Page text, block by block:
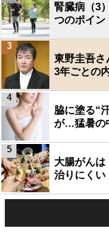
腎臓病（3
つのポイン
東野圭吾
3年ごとの
3
脇に塗る“
が…猛暑の
4
大腸がん
治りにくい
5